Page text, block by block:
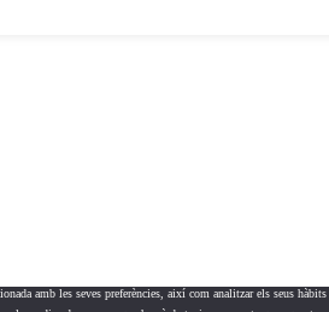
amb les seves preferències, així com analitzar els seus